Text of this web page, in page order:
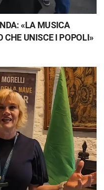
«LA MUSICA
CHE UNISCE I POPOLI»